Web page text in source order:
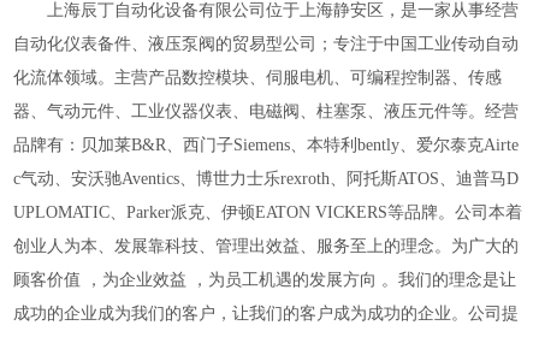
上海辰丁自动化设备有限公司位于上海静安区，是一家从事经营
自动化仪表备件、液压泵阀的贸易型公司；专注于中国工业传动自动
化流体领域。主营产品数控模块、伺服电机、可编程控制器、传感
器、气动元件、工业仪器仪表、电磁阀、柱塞泵、液压元件等。经营
品牌有：贝加莱B&R、西门子Siemens、本特利bently、爱尔泰克Airte
c气动、安沃驰Aventics、博世力士乐rexroth、阿托斯ATOS、迪普马D
UPLOMATIC、Parker派克、伊顿EATON VICKERS等品牌。公司本着
创业人为本、发展靠科技、管理出效益、服务至上的理念。为广大的
顾客价值 ，为企业效益 ，为员工机遇的发展方向 。我们的理念是让
成功的企业成为我们的客户，让我们的客户成为成功的企业。公司提